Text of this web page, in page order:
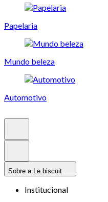
Papelaria
Mundo beleza
Automotivo
Sobre a Le biscuit
Institucional